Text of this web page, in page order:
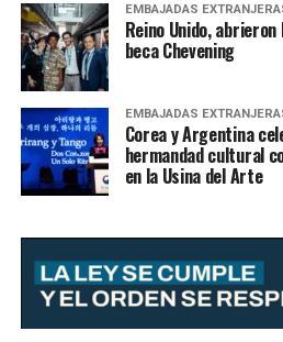
EMBAJADAS
Reino Unido,
beca Chevening
EMBAJADAS
Corea y Argentina
hermandad cultural
en la Usina del Arte